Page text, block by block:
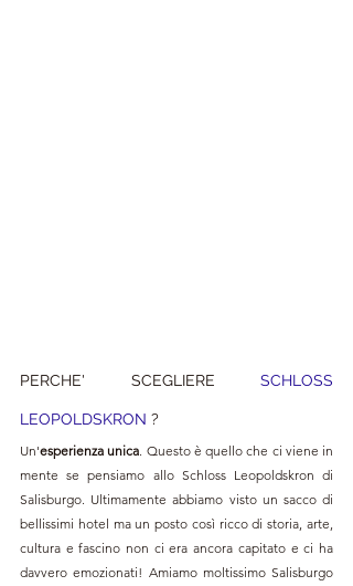
PERCHE' SCEGLIERE SCHLOSS
LEOPOLDSKRON ?
Un'esperienza unica . Questo è quello che ci viene in
mente se pensiamo allo Schloss Leopoldskron di
Salisburgo. Ultimamente abbiamo visto un sacco di
bellissimi hotel ma un posto così ricco di storia, arte,
cultura e fascino non ci era ancora capitato e ci ha
davvero emozionati! Amiamo moltissimo Salisburgo